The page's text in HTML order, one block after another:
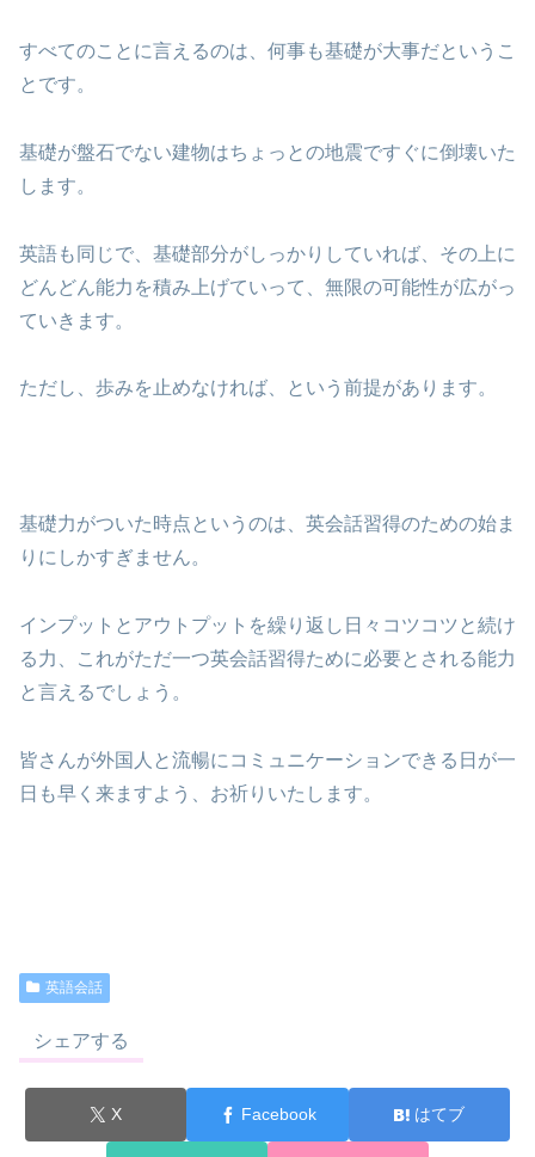
すべてのことに言えるのは、何事も基礎が大事だというこ
とです。
基礎が盤石でない建物はちょっとの地震ですぐに倒壊いた
します。
英語も同じで、基礎部分がしっかりしていれば、その上に
どんどん能力を積み上げていって、無限の可能性が広がっ
ていきます。
ただし、歩みを止めなければ、という前提があります。
基礎力がついた時点というのは、英会話習得のための始ま
りにしかすぎません。
インプットとアウトプットを繰り返し日々コツコツと続け
る力、これがただ一つ英会話習得ために必要とされる能力
と言えるでしょう。
皆さんが外国人と流暢にコミュニケーションできる日が一
日も早く来ますよう、お祈りいたします。
英語会話
シェアする
X Facebook はてブ